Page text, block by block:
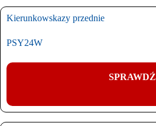
Kierunkowskazy przednie
PSY24W
SPRAWDŹ